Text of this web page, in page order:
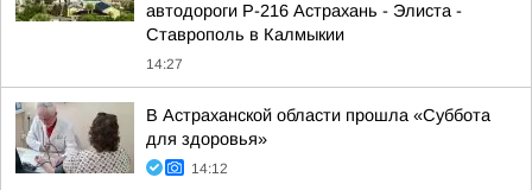
автодороги Р-216 Астрахань - Элиста -
Ставрополь в Калмыкии
14:27
В Астраханской области прошла «Суббота
для здоровья»
14:12